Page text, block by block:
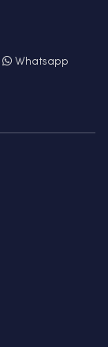
Whatsapp